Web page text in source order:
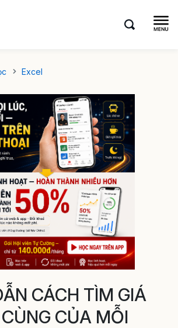
Excel
CÁCH TÌM GIÁ
CỦA MỖI